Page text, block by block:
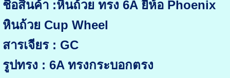
ชื่อสินค้า :หินถ้วย ทรง 6A ยี่ห้อ Phoenix
หินถ้วย Cup Wheel
สารเจียร : GC
รูปทรง : 6A ทรงกระบอกตรง